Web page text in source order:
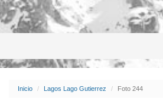
Inicio Lagos Lago Gutierrez Foto 244